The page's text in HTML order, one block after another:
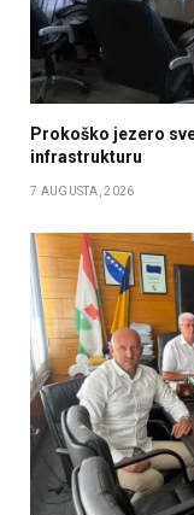
Prokoško jezero
infrastrukturu
7 AUGUSTA, 2026